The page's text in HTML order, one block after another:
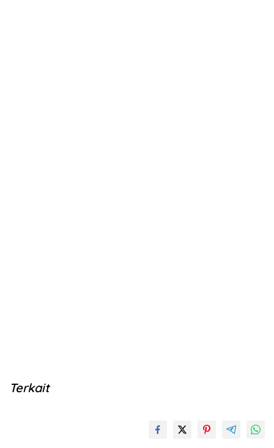
Terkait